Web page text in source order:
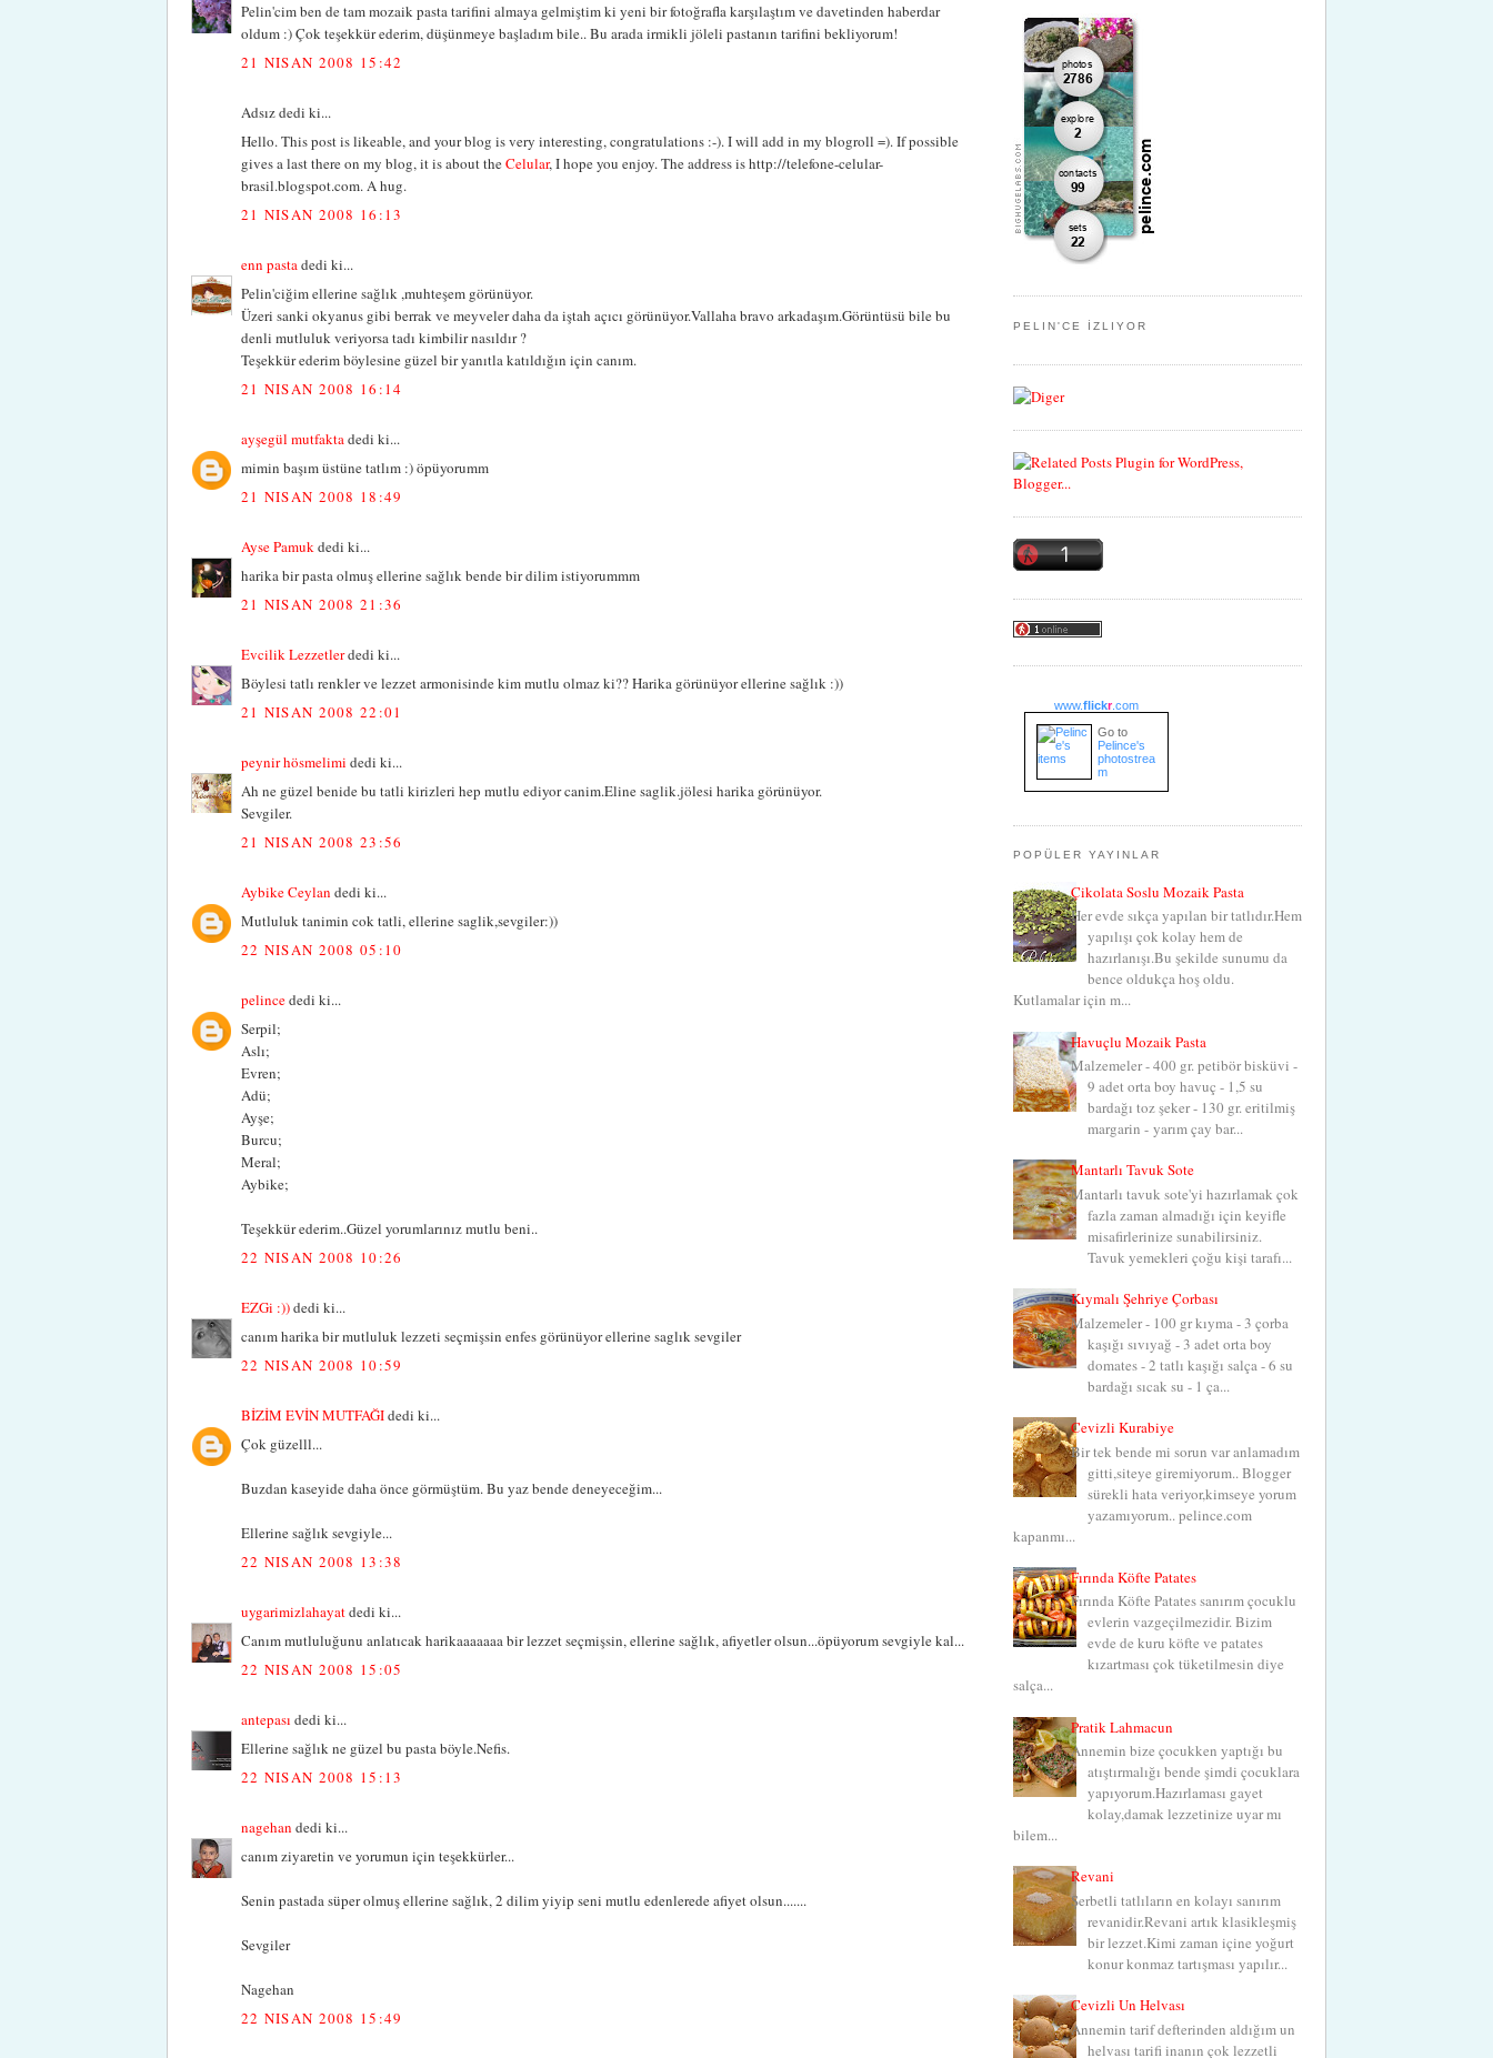
Pelin'cim ben de tam mozaik pasta tarifini almaya gelmiştim ki yeni bir fotoğrafla karşılaştım ve davetinden haberdar
oldum :) Çok teşekkür ederim, düşünmeye başladım bile.. Bu arada irmikli jöleli pastanın tarifini bekliyorum!
21 NISAN 2008 15:42
Adsız dedi ki...
Hello. This post is likeable, and your blog is very interesting, congratulations :-). I will add in my blogroll =). If possible
gives a last there on my blog, it is about theCelular, I hope you enjoy. The address is http://telefone-celular-
brasil.blogspot.com. A hug.
21 NISAN 2008 16:13
enn pasta dedi ki...
Pelin'ciğim ellerine sağlık ,muhteşem görünüyor.
Üzeri sanki okyanus gibi berrak ve meyveler daha da iştah açıcı görünüyor.Vallaha bravo arkadaşım.Görüntüsü bile bu
denli mutluluk veriyorsa tadı kimbilir nasıldır ?
Teşekkür ederim böylesine güzel bir yanıtla katıldığın için canım.
21 NISAN 2008 16:14
ayşegül mutfakta dedi ki...
mimin başım üstüne tatlım :) öpüyorumm
21 NISAN 2008 18:49
Ayse Pamuk dedi ki...
harika bir pasta olmuş ellerine sağlık bende bir dilim istiyorummm
21 NISAN 2008 21:36
Evcilik Lezzetlerdedi ki...
Böylesi tatlı renkler ve lezzet armonisinde kim mutlu olmaz ki?? Harika görünüyor ellerine sağlık :))
21 NISAN 2008 22:01
peynir hösmelimi dedi ki...
Ah ne güzel benide bu tatli kirizleri hep mutlu ediyor canim.Eline saglik.jölesi harika görünüyor.
Sevgiler.
21 NISAN 2008 23:56
Aybike Ceylan dedi ki...
Mutluluk tanimin cok tatli, ellerine saglik,sevgiler:))
22 NISAN 2008 05:10
pelincededi ki...
Serpil;
Aslı;
Evren;
Adü;
Ayşe;
Burcu;
Meral;
Aybike;
Teşekkür ederim..Güzel yorumlarınız mutlu beni..
22 NISAN 2008 10:26
EZGi :))dedi ki...
canım harika bir mutluluk lezzeti seçmişsin enfes görünüyor ellerine saglık sevgiler
22 NISAN 2008 10:59
BİZİM EVİN MUTFAĞIdedi ki...
Çok güzelll...
Buzdan kaseyide daha önce görmüştüm. Bu yaz bende deneyeceğim...
Ellerine sağlık sevgiyle...
22 NISAN 2008 13:38
uygarimizlahayatdedi ki...
Canım mutluluğunu anlatıcak harikaaaaaaa bir lezzet seçmişsin, ellerine sağlık, afiyetler olsun...öpüyorum sevgiyle kal...
22 NISAN 2008 15:05
antepası dedi ki...
Ellerine sağlık ne güzel bu pasta böyle.Nefis.
22 NISAN 2008 15:13
nagehan dedi ki...
canım ziyaretin ve yorumun için teşekkürler...
Senin pastada süper olmuş ellerine sağlık, 2 dilim yiyip seni mutlu edenlerede afiyet olsun.......
Sevgiler
Nagehan
22 NISAN 2008 15:49
PELIN'CE İZLIYOR
www.flickr.com
Go to
Pelince's
photostrea
m
POPÜLER YAYINLAR
Çikolata Soslu Mozaik Pasta
Her evde sıkça yapılan bir tatlıdır.Hem
yapılışı çok kolay hem de
hazırlanışı.Bu şekilde sunumu da
bence oldukça hoş oldu.
Kutlamalar için m...
Havuçlu Mozaik Pasta
Malzemeler - 400 gr. petibör bisküvi -
9 adet orta boy havuç - 1,5 su
bardağı toz şeker - 130 gr. eritilmiş
margarin - yarım çay bar...
Mantarlı Tavuk Sote
Mantarlı tavuk sote'yi hazırlamak çok
fazla zaman almadığı için keyifle
misafirlerinize sunabilirsiniz.
Tavuk yemekleri çoğu kişi tarafı...
Kıymalı Şehriye Çorbası
Malzemeler - 100 gr kıyma - 3 çorba
kaşığı sıvıyağ - 3 adet orta boy
domates - 2 tatlı kaşığı salça - 6 su
bardağı sıcak su - 1 ça...
Cevizli Kurabiye
Bir tek bende mi sorun var anlamadım
gitti,siteye giremiyorum.. Blogger
sürekli hata veriyor,kimseye yorum
yazamıyorum.. pelince.com
kapanmı...
Fırında Köfte Patates
Fırında Köfte Patates sanırım çocuklu
evlerin vazgeçilmezidir. Bizim
evde de kuru köfte ve patates
kızartması çok tüketilmesin diye
salça...
Pratik Lahmacun
Annemin bize çocukken yaptığı bu
atıştırmalığı bende şimdi çocuklara
yapıyorum.Hazırlaması gayet
kolay,damak lezzetinize uyar mı
bilem...
Revani
Şerbetli tatlıların en kolayı sanırım
revanidir.Revani artık klasikleşmiş
bir lezzet.Kimi zaman içine yoğurt
konur konmaz tartışması yapılır...
Cevizli Un Helvası
Annemin tarif defterinden aldığım un
helvası tarifi inanın çok lezzetli